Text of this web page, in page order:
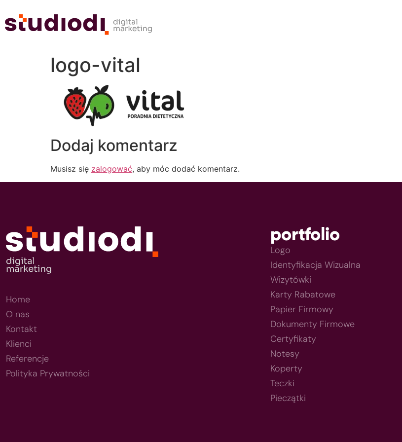
logo-vital
Dodaj komentarz
Musisz się zalogować, aby móc dodać komentarz.
Home
O nas
Kontakt
Klienci
Referencje
Polityka Prywatności
portfolio
Logo
Identyfikacja Wizualna
Wizytówki
Karty Rabatowe
Papier Firmowy
Dokumenty Firmowe
Certyfikaty
Notesy
Koperty
Teczki
Pieczątki